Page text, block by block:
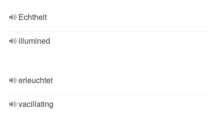
Echtheit
illumined
erleuchtet
vacillating